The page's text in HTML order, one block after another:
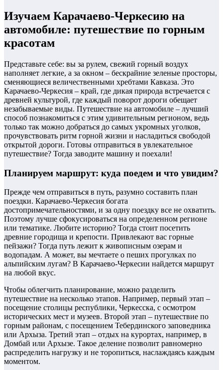
Изучаем Карачаево-Черкесию на
автомобиле: путешествие по горным
красотам
Представьте себе: вы за рулем, свежий горный воздух
наполняет легкие, а за окном – бескрайние зеленые просторы,
сменяющиеся величественными хребтами Кавказа. Это
Карачаево-Черкесия – край, где дикая природа встречается с
древней культурой, где каждый поворот дороги обещает
незабываемые виды. Путешествие на автомобиле – лучший
способ познакомиться с этим удивительным регионом, ведь
только так можно добраться до самых укромных уголков,
прочувствовать ритм горной жизни и насладиться свободой
открытой дороги. Готовы отправиться в увлекательное
путешествие? Тогда заводите машину и поехали!
Планируем маршрут: куда поедем и что увидим?
Прежде чем отправиться в путь, разумно составить план
поездки. Карачаево-Черкесия богата
достопримечательностями, и за одну поездку все не охватить.
Поэтому лучше сфокусироваться на определенном регионе
или тематике. Любите историю? Тогда стоит посетить
древние городища и крепости. Привлекают вас горные
пейзажи? Тогда путь лежит к живописным озерам и
водопадам. А может, вы мечтаете о пеших прогулках по
альпийским лугам? В Карачаево-Черкесии найдется маршрут
на любой вкус.
Чтобы облегчить планирование, можно разделить
путешествие на несколько этапов. Например, первый этап –
посещение столицы республики, Черкесска, с осмотром
исторических мест и музеев. Второй этап – путешествие по
горным районам, с посещением Тебердинского заповедника
или Архыза. Третий этап – отдых на курортах, например, в
Домбай или Архызе. Такое деление позволит равномерно
распределить нагрузку и не торопиться, наслаждаясь каждым
моментом.